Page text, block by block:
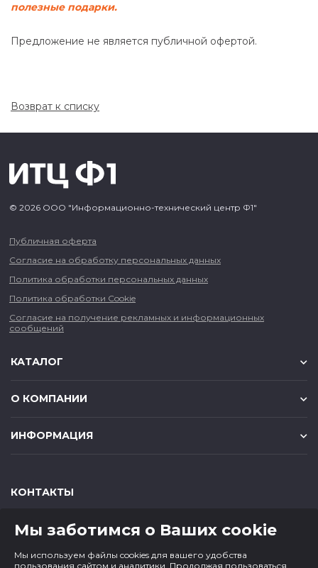
полезные подарки.
Предложение не является публичной офертой.
Возврат к списку
© 2026 ООО "Информационно-технический центр Ф1"
Публичная оферта
Согласие на обработку персональных данных
Политика обработки персональных данных
Политика обработки Cookie
Согласие на получение рекламных и информационных
сообщений
КАТАЛОГ
О КОМПАНИИ
ИНФОРМАЦИЯ
КОНТАКТЫ
650000 ,г. Кемерово,ул. Мичурина, д.13
paper@cf1.ru
Мы заботимся о Ваших cookie
Мы используем файлы cookies для вашего удобства
пользования сайтом и аналитики. Продолжая пользоваться